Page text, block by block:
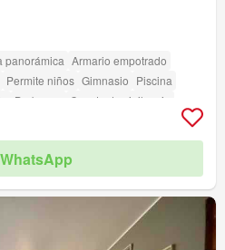
panorámica Armario empotrado
Permite niños Gimnasio Piscina
Barbacoa
Caseta de vigilancia
WhatsApp